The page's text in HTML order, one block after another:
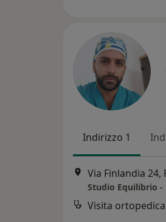
Indirizzo 1
Via Finlandia 24,
Studio Equilibrio -
Visita ortopedica